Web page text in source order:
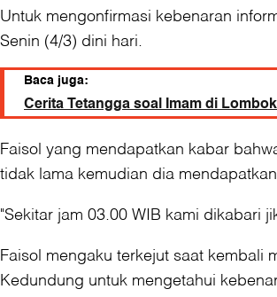
Untuk mengonfirmasi kebenaran
Senin (4/3) dini hari.
Baca juga:
Cerita Tetangga soal Imam di
Faisol yang mendapatkan kabar
tidak lama kemudian dia
"Sekitar jam 03.00 WIB kami dikabari
Faisol mengaku terkejut saat
Kedundung untuk mengetahui